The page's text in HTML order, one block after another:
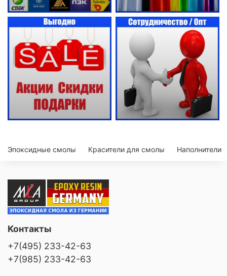
Эпоксидные смолы Красители для смолы Наполнители
Контакты
+7(495) 233-42-63
+7(985) 233-42-63